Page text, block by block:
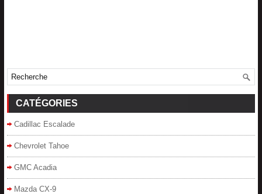
CATÉGORIES
Cadillac Escalade
Chevrolet Tahoe
GMC Acadia
Mazda CX-9